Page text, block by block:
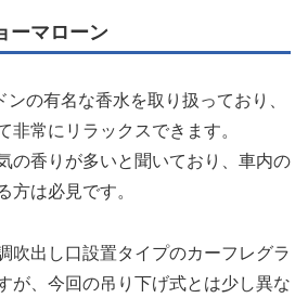
ーマローン
の有名な香水を取り扱っており、
非常にリラックスできます。
の香りが多いと聞いており、車内の
方は必見です。
吹出し口設置タイプのカーフレグラ
が、今回の吊り下げ式とは少し異な